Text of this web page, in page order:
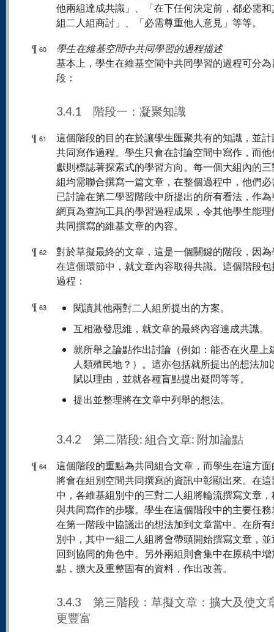
他兩組達成共識」、「在下任何決定前，都必需
組二人組商討」、「必需尊重他人意見」等等。
¶ 60
學生在維基空間中共同學習的過程描述
基本上，學生在維基空間中共同學習的過程可分
段：
3.4.1 階段一：凝聚知識
¶ 61
這個階段的目的在於讓學生匯聚共有的知識，並
共同寫作過程。學生只會在討論空間中寫作，而
獻則標誌著探索式的學習方向。每一個大組內的
組均需聯合撰寫一篇文章，在整個過程中，他們
已討論在第二學習階段中所提出的所有看法，作
網頁為查詢工具的學習過程成果，令其他學生能
共同撰寫的維基文章的內容。
¶ 62
對於草擬最終的文章，這是一個關鍵的階段，因
在這個環節中，就文章內容取得共識。這個階段
過程：
¶ 63
閱讀其他兩對二人組所提出的方案。
互相激發思維，就文章的最終內容達成共識。
就所舉之論點作出討論（例如：能否在火星上
人類殖民地？）。這亦包括就所提出的想法加
賦以理由，並就各種盲點提出疑問等等。
提出並整理將在文章中列舉的想法。
3.4.2 第二階段: 組合文章: 附加論點
¶ 64
這個階段的重點為共同組合文章，而學生在這方
將會在組別空間共同撰寫的資訊中彰顯出來。在這
中，各維基組別中的三對二人組將輪流撰寫文章
與共同寫作的步驟。學生在這個階段中的主要任
在第一階段中協議出的想法加到文章當中。在所
別中，其中一組二人組將會帶頭開始撰寫文章，
回到協同的角色中。另外兩組則會集中在原稿中增
點，擴大及重整固有的資料，作出改善。
3.4.3 第三階段：草擬文章：擴大及使文
更豐富